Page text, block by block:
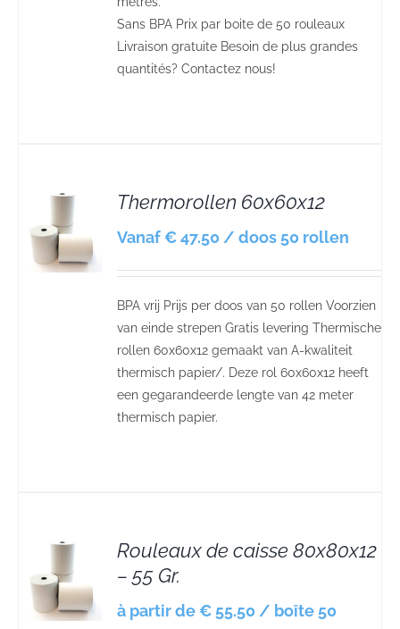
Sans BPA Prix par boite de 50 rouleaux
Livraison gratuite Besoin de plus grandes
quantités? Contactez nous!
Thermorollen 60x60x12
Vanaf € 47.50 / doos 50 rollen
BPA vrij Prijs per doos van 50 rollen Voorzien
van einde strepen Gratis levering Thermische
rollen 60x60x12 gemaakt van A-kwaliteit
thermisch papier/. Deze rol 60x60x12 heeft
een gegarandeerde lengte van 42 meter
thermisch papier.
Rouleaux de caisse 80x80x12
– 55 Gr.
à partir de € 55.50 / boîte 50